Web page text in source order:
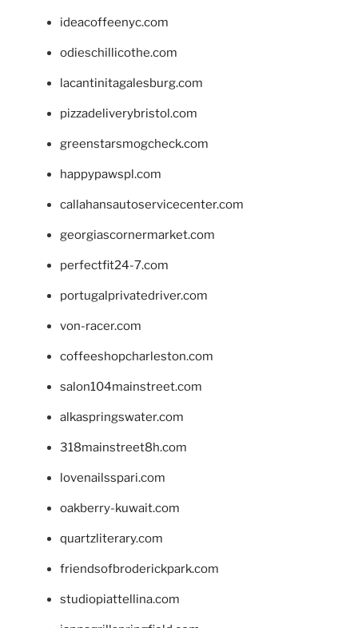
ideacoffeenyc.com
odieschillicothe.com
lacantinitagalesburg.com
pizzadeliverybristol.com
greenstarsmogcheck.com
happypawspl.com
callahansautoservicecenter.com
georgiascornermarket.com
perfectfit24-7.com
portugalprivatedriver.com
von-racer.com
coffeeshopcharleston.com
salon104mainstreet.com
alkaspringswater.com
318mainstreet8h.com
lovenailsspari.com
oakberry-kuwait.com
quartzliterary.com
friendsofbroderickpark.com
studiopiattellina.com